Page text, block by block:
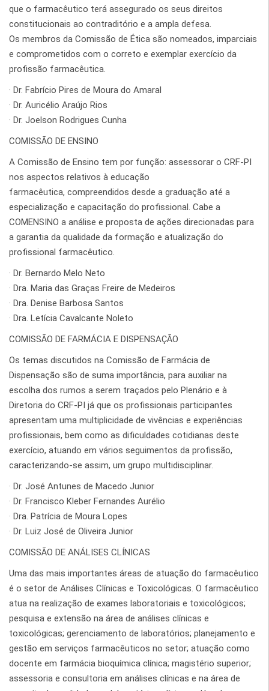
que o farmacêutico terá assegurado os seus direitos
constitucionais ao contraditório e a ampla defesa.
Os membros da Comissão de Ética são nomeados, imparciais
e comprometidos com o correto e exemplar exercício da
profissão farmacêutica.
· Dr. Fabrício Pires de Moura do Amaral
· Dr. Auricélio Araújo Rios
· Dr. Joelson Rodrigues Cunha
COMISSÃO DE ENSINO
A Comissão de Ensino tem por função: assessorar o CRF-PI
nos aspectos relativos à educação
farmacêutica, compreendidos desde a graduação até a
especialização e capacitação do profissional. Cabe a
COMENSINO a análise e proposta de ações direcionadas para
a garantia da qualidade da formação e atualização do
profissional farmacêutico.
· Dr. Bernardo Melo Neto
· Dra. Maria das Graças Freire de Medeiros
· Dra. Denise Barbosa Santos
· Dra. Letícia Cavalcante Noleto
COMISSÃO DE FARMÁCIA E DISPENSAÇÃO
Os temas discutidos na Comissão de Farmácia de
Dispensação são de suma importância, para auxiliar na
escolha dos rumos a serem traçados pelo Plenário e à
Diretoria do CRF-PI já que os profissionais participantes
apresentam uma multiplicidade de vivências e experiências
profissionais, bem como as dificuldades cotidianas deste
exercício, atuando em vários seguimentos da profissão,
caracterizando-se assim, um grupo multidisciplinar.
· Dr. José Antunes de Macedo Junior
· Dr. Francisco Kleber Fernandes Aurélio
· Dra. Patrícia de Moura Lopes
· Dr. Luiz José de Oliveira Junior
COMISSÃO DE ANÁLISES CLÍNICAS
Uma das mais importantes áreas de atuação do farmacêutico
é o setor de Análises Clínicas e Toxicológicas. O farmacêutico
atua na realização de exames laboratoriais e toxicológicos;
pesquisa e extensão na área de análises clínicas e
toxicológicas; gerenciamento de laboratórios; planejamento e
gestão em serviços farmacêuticos no setor; atuação como
docente em farmácia bioquímica clínica; magistério superior;
assessoria e consultoria em análises clínicas e na área de